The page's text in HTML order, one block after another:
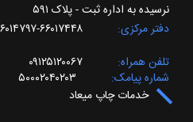
نرسیده به اداره ثبت - پلاک ۵۹۱
دفتر مرکزی
۶۶۰۱۷۴۴۸-۶۶۰۱۴۷۹۷
تلفن همراه
۰۹۱۲۵۱۲۰۰۶۷
شماره پیامک
۵۰۰۰۲۰۴۰۲۰۳
خدمات چاپ میعاد